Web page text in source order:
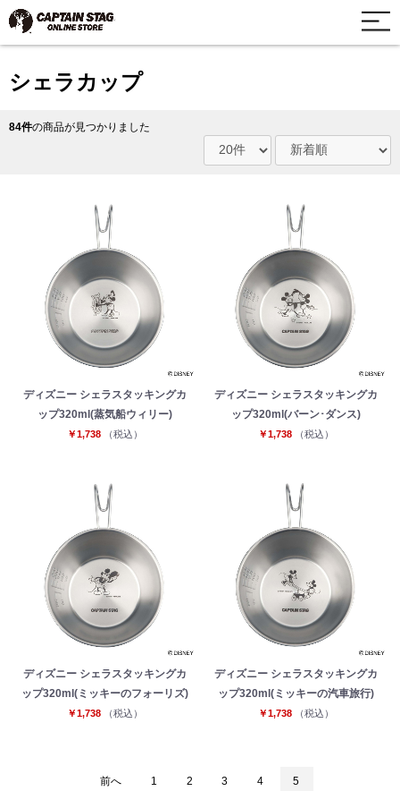
シェラカップ
84件の商品が見つかりました
ディズニー シェラスタッキングカ
ップ320ml(蒸気船ウィリー)
￥1,738 （税込）
ディズニー シェラスタッキングカ
ップ320ml(バーン･ダンス)
￥1,738 （税込）
ディズニー シェラスタッキングカ
ップ320ml(ミッキーのフォーリズ)
￥1,738 （税込）
ディズニー シェラスタッキングカ
ップ320ml(ミッキーの汽車旅行)
￥1,738 （税込）
前へ 1 2 3 4 5